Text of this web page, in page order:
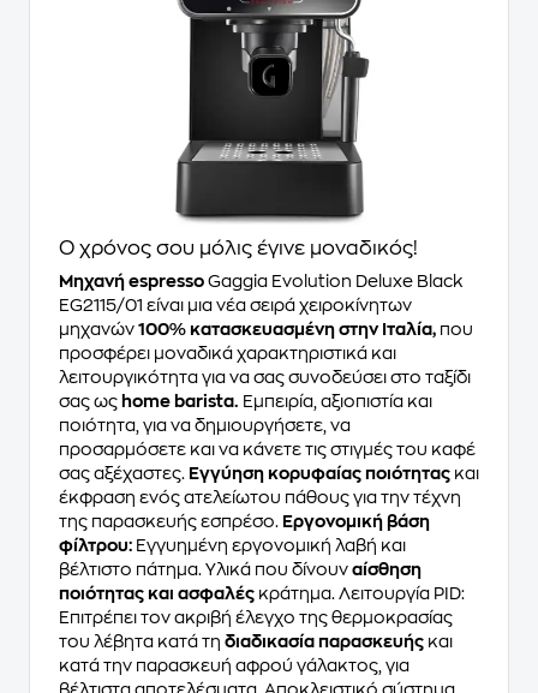
Ο χρόνος σου μόλις έγινε μοναδικός!
Μηχανή espresso Gaggia Evolution Deluxe Black
EG2115/01 είναι μια νέα σειρά χειροκίνητων
μηχανών 100% κατασκευασμένη στην Ιταλία, που
προσφέρει μοναδικά χαρακτηριστικά και
λειτουργικότητα για να σας συνοδεύσει στο ταξίδι
σας ως home barista. Εμπειρία, αξιοπιστία και
ποιότητα, για να δημιουργήσετε, να
προσαρμόσετε και να κάνετε τις στιγμές του καφέ
σας αξέχαστες. Εγγύηση κορυφαίας ποιότητας και
έκφραση ενός ατελείωτου πάθους για την τέχνη
της παρασκευής εσπρέσο. Εργονομική βάση
φίλτρου: Εγγυημένη εργονομική λαβή και
βέλτιστο πάτημα. Υλικά που δίνουν αίσθηση
ποιότητας και ασφαλές κράτημα. Λειτουργία PID:
Επιτρέπει τον ακριβή έλεγχο της θερμοκρασίας
του λέβητα κατά τη διαδικασία παρασκευής και
κατά την παρασκευή αφρού γάλακτος, για
βέλτιστα αποτελέσματα. Αποκλειστικό σύστημα